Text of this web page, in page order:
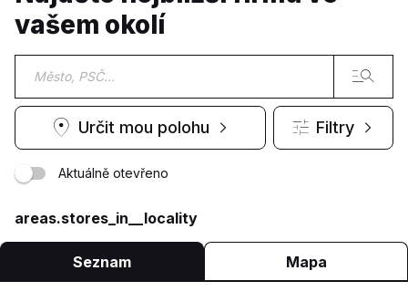
vašem okolí
Určit mou polohu Filtry
Aktuálně otevřeno
areas.stores_in__locality
Seznam Mapa